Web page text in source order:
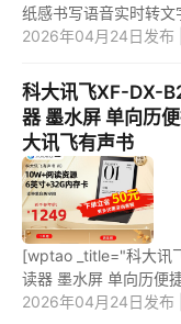
纸感书写语音实时转文
+流量卡" price="2999"
2026年04月24日发布
科大讯飞XF-DX-
器 墨水屏 单向历
大讯飞有声书
[wptao _title="科大讯
读器 墨水屏 单向历便
声书" price="1299"
2026年04月24日发布